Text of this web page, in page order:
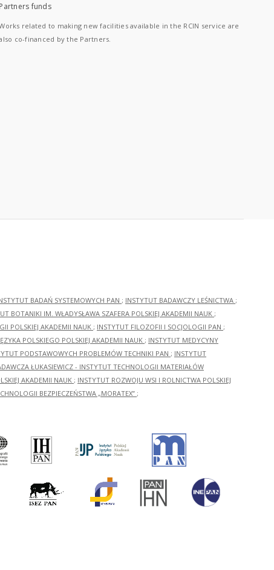
Partners funds
related to making new facilities available in the RCIN service are
co-financed by the Partners.
BADAŃ SYSTEMOWYCH PAN ; INSTYTUT BADAWCZY LEŚNICTWA ;
BOTANIKI IM. WŁADYSŁAWA SZAFERA POLSKIEJ AKADEMII NAUK ;
POLSKIEJ AKADEMII NAUK ; INSTYTUT FILOZOFII I SOCJOLOGII PAN ;
POLSKIEGO POLSKIEJ AKADEMII NAUK ; INSTYTUT MEDYCYNY
PODSTAWOWYCH PROBLEMÓW TECHNIKI PAN ; INSTYTUT
ŁUKASIEWICZ - INSTYTUT TECHNOLOGII MATERIAŁÓW
AKADEMII NAUK ; INSTYTUT ROZWOJU WSI I ROLNICTWA POLSKIEJ
BEZPIECZEŃSTWA „MORATEX” ;